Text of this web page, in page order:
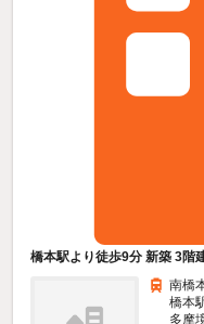
橋本駅より徒歩9分 新築 3階
南橋
橋本
多摩